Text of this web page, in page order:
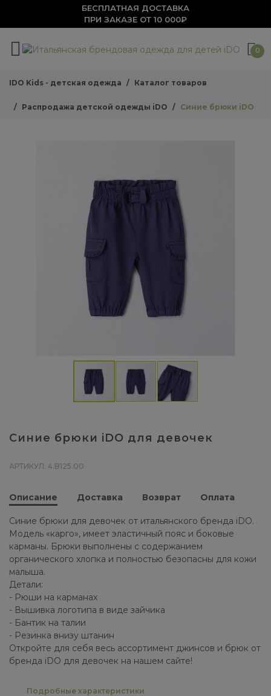
БЕСПЛАТНАЯ ДОСТАВКА
ПРИ ЗАКАЗЕ ОТ 10 000₽
0
IDO Kids - детская одежда Каталог товаров
Распродажа детской одежды iDO Синие брюки iDO
Синие брюки iDO для девочек
АРТИКУЛ: 4.B125.00
Описание Доставка Возврат Оплата
Синие брюки для девочек от итальянского бренда iDO.
Модель «карго», имеет эластичный пояс и боковые
карманы. Брюки выполнены с содержанием
органического хлопка и полностью безопасны для кожи
малыша.
Детали:
- Рюши на карманах
- Вышивка логотипа в виде зайчика
- Бантик на талии
- Резинка внизу штанин
Откройте для себя весь ассортимент джинсов и брюк от
бренда iDO для девочек на нашем сайте!
Подробные характеристики